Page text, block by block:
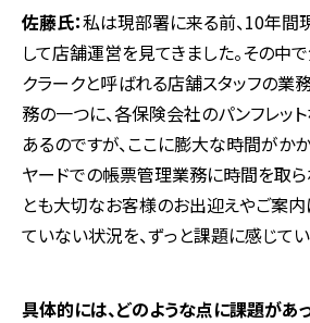
佐藤氏：私は現部署に来る前、10年間
して店舗運営を見てきました。その中
クラークと呼ばれる店舗スタッフの業
務の一つに、各保険会社のパンフレッ
あるのですが、ここに膨大な時間がか
ヤードでの帳票管理業務に時間を取ら
とも大切なお客様のお出迎えやご案
ていない状況を、ずっと課題に感じてい
―――具体的には、どのような点に課題があ